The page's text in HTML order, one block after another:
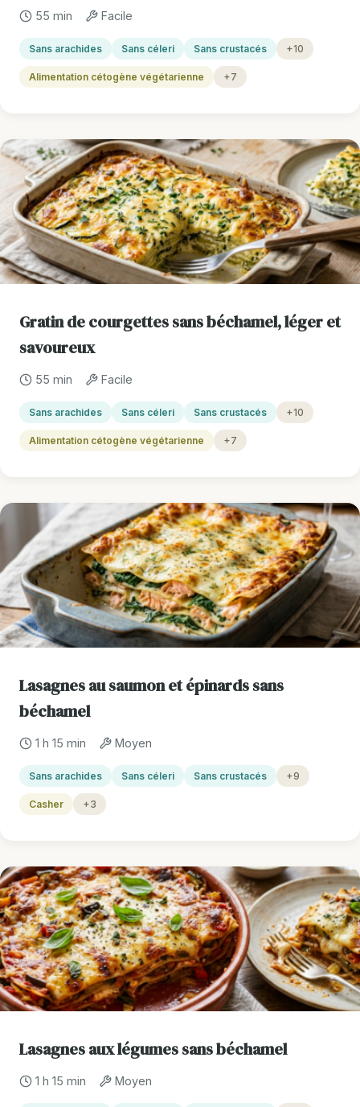
55 min Facile
Sans arachides Sans céleri Sans crustacés +10
Alimentation cétogène végétarienne +7
Gratin de courgettes sans béchamel, léger et
savoureux
55 min Facile
Sans arachides Sans céleri Sans crustacés +10
Alimentation cétogène végétarienne +7
Lasagnes au saumon et épinards sans
béchamel
1 h 15 min Moyen
Sans arachides Sans céleri Sans crustacés +9
Casher +3
Lasagnes aux légumes sans béchamel
1 h 15 min Moyen